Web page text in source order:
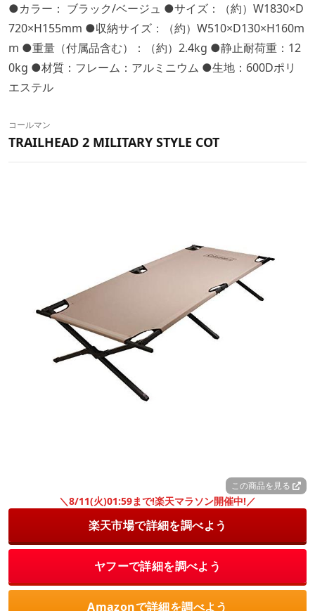
●カラー： ブラック/ベージュ ●サイズ：（約）W1830×D
720×H155mm ●収納サイズ：（約）W510×D130×H160m
m ●重量（付属品含む）：（約）2.4kg ●静止耐荷重：12
0kg ●材質：フレーム：アルミニウム ●生地：600Dポリ
エステル
コールマン
TRAILHEAD 2 MILITARY STYLE COT
この商品を見る
＼8/11(火)01:59まで!楽天マラソン開催中!／
楽天市場で詳細を調べよう
ヤフーで詳細を調べよう
Amazonで詳細を調べよう